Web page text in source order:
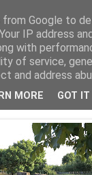
ASTURA
Google to
IP address
with
of service,
and address
MORE GOT IT